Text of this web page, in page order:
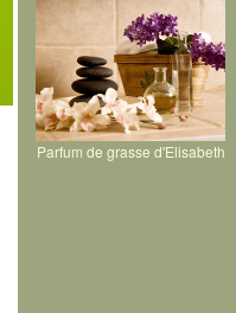
Parfum de grasse d'Elisabeth